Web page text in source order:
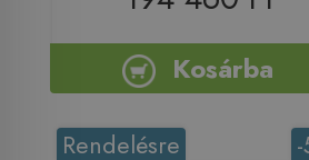
Kosárba
Rendelésre